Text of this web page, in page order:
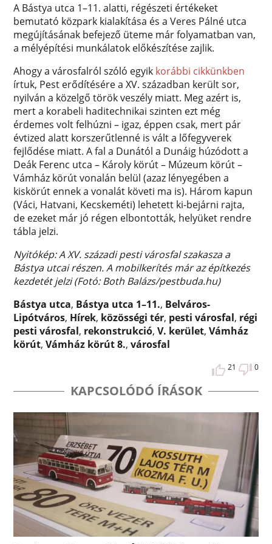
A Bástya utca 1–11. alatti, régészeti értékeket
bemutató közpark kialakítása és a Veres Pálné utca
megújításának befejező üteme már folyamatban van,
a mélyépítési munkálatok előkészítése zajlik.
Ahogy a városfalról szóló egyik korábbi cikkünkben
írtuk, Pest erődítésére a XV. században került sor,
nyilván a közelgő török veszély miatt. Meg azért is,
mert a korabeli haditechnikai szinten ezt még
érdemes volt felhúzni – igaz, éppen csak, mert pár
évtized alatt korszerűtlenné is vált a lőfegyverek
fejlődése miatt. A fal a Dunától a Dunáig húzódott a
Deák Ferenc utca – Károly körút – Múzeum körút –
Vámház körút vonalán belül (azaz lényegében a
kiskörút ennek a vonalát követi ma is). Három kapun
(Váci, Hatvani, Kecskeméti) lehetett ki-bejárni rajta,
de ezeket már jó régen elbontották, helyüket rendre
tábla jelzi.
Nyitókép: A XV. századi pesti városfal szakasza a
Bástya utcai részen. A mobilkerítés már az építkezés
kezdetét jelzi (Fotó: Both Balázs/pestbuda.hu)
Bástya utca, Bástya utca 1–11., Belváros-
Lipótváros, Hírek, közösségi tér, pesti városfal, régi
pesti városfal, rekonstrukció,V. kerület,Vámház
körút,Vámház körút 8.,városfal
21 0
KAPCSOLÓDÓ ÍRÁSOK